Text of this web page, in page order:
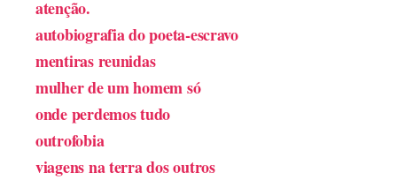
atenção.
autobiografia do poeta-escravo
mentiras reunidas
mulher de um homem só
onde perdemos tudo
outrofobia
viagens na terra dos outros